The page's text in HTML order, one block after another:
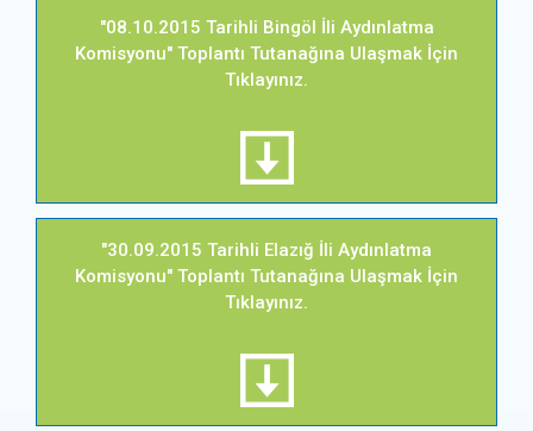
"08.10.2015 Tarihli Bingöl İli Aydınlatma
Komisyonu" Toplantı Tutanağına Ulaşmak İçin
Tıklayınız.
"30.09.2015 Tarihli Elazığ İli Aydınlatma
Komisyonu" Toplantı Tutanağına Ulaşmak İçin
Tıklayınız.